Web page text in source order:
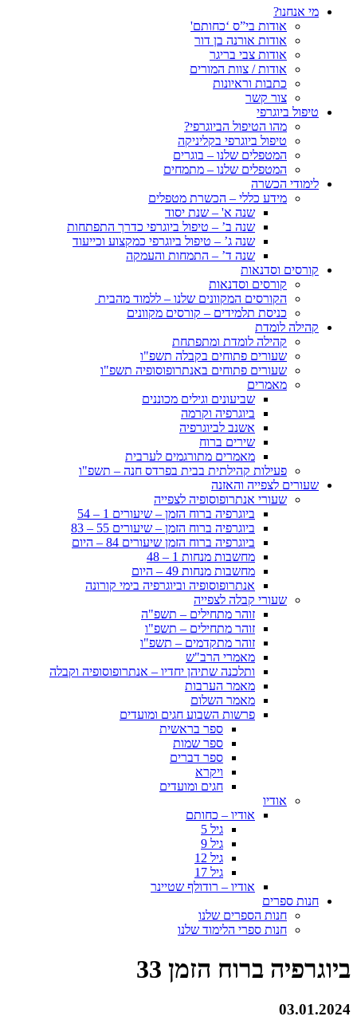
מי אנחנו?
אודות בי”ס ‘כחותם'
אודות אורנה בן דור
אודות צבי בריגר
אודות / צוות המורים
כתבות וראיונות
צור קשר
טיפול ביוגרפי
מהו הטיפול הביוגרפי?
טיפול ביוגרפי בקליניקה
המטפלים שלנו – בוגרים
המטפלים שלנו – מתמחים
לימודי הכשרה
מידע כללי – הכשרת מטפלים
שנה א' – שנת יסוד
שנה ב’ – טיפול ביוגרפי כדרך התפתחות
שנה ג’ – טיפול ביוגרפי כמקצוע וכייעוד
שנה ד’ – התמחות והעמקה
קורסים וסדנאות
קורסים וסדנאות
הקורסים המקוונים שלנו – ללמוד מהבית
כניסת תלמידים – קורסים מקוונים
קהילה לומדת
קהילה לומדת ומתפתחת
שעורים פתוחים בקבלה תשפ"ו
שעורים פתוחים באנתרופוסופיה תשפ"ו
מאמרים
שביעונים וגילים מכוננים
ביוגרפיה וקרמה
אשנב לביוגרפיה
שירים ברוח
מאמרים מתורגמים לערבית
פעילות קהילתית בבית בפרדס חנה – תשפ"ו
שעורים לצפייה והאזנה
שעורי אנתרופוסופיה לצפייה
ביוגרפיה ברוח הזמן – שיעורים 1 – 54
ביוגרפיה ברוח הזמן – שיעורים 55 – 83
ביוגרפיה ברוח הזמן שיעורים 84 – היום
מחשבות מנחות 1 – 48
מחשבות מנחות 49 – היום
אנתרופוסופיה וביוגרפיה בימי קורונה
שעורי קבלה לצפייה
זוהר מתחילים – תשפ"ה
זוהר מתחילים – תשפ"ו
זוהר מתקדמים – תשפ"ו
מאמרי הרב"ש
ותלכנה שתיהן יחדיו – אנתרופוסופיה וקבלה
מאמר הערבות
מאמר השלום
פרשות השבוע חגים ומועדים
ספר בראשית
ספר שמות
ספר דברים
ויקרא
חגים ומועדים
אודיו
אודיו – כחותם
גיל 5
גיל 9
גיל 12
גיל 17
אודיו – רודולף שטיינר
חנות ספרים
חנות הספרים שלנו
חנות ספרי הלימוד שלנו
ביוגרפיה ברוח הזמן 33
03.01.2024